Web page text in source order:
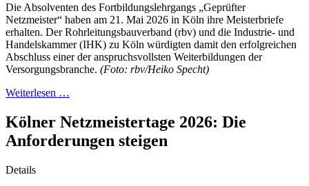
Die Absolventen des Fortbildungslehrgangs „Geprüfter
Netzmeister“ haben am 21. Mai 2026 in Köln ihre Meisterbriefe
erhalten. Der Rohrleitungsbauverband (rbv) und die Industrie- und
Handelskammer (IHK) zu Köln würdigten damit den erfolgreichen
Abschluss einer der anspruchsvollsten Weiterbildungen der
Versorgungsbranche. (Foto: rbv/Heiko Specht)
Weiterlesen …
Kölner Netzmeistertage 2026: Die
Anforderungen steigen
Details